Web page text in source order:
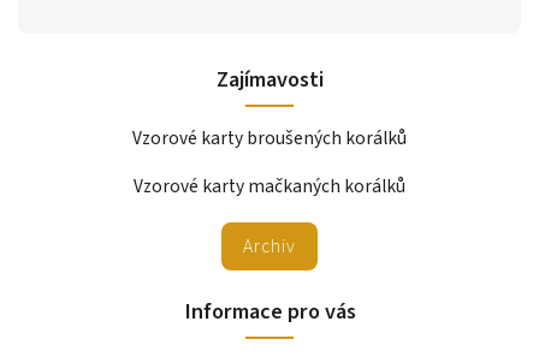
Zajímavosti
Vzorové karty broušených korálků
Vzorové karty mačkaných korálků
Archiv
Informace pro vás